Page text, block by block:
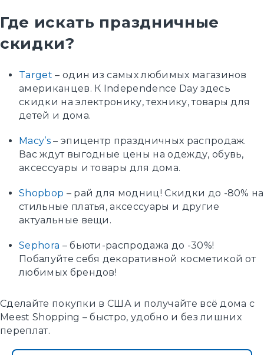
Где искать праздничные
скидки?
Target – один из самых любимых магазинов
американцев. К Independence Day здесь
скидки на электронику, технику, товары для
детей и дома.
Macy’s– эпицентр праздничных распродаж.
Вас ждут выгодные цены на одежду, обувь,
аксессуары и товары для дома.
Shopbop – рай для модниц! Скидки до -80% на
стильные платья, аксессуары и другие
актуальные вещи.
Sephora – бьюти-распродажа до -30%!
Побалуйте себя декоративной косметикой от
любимых брендов!
Сделайте покупки в США и получайте всё дома с
Meest Shopping – быстро, удобно и без лишних
переплат.